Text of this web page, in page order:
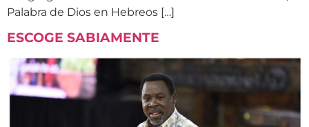
Palabra de Dios en Hebreos […]
ESCOGE SABIAMENTE